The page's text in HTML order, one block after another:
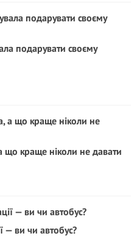
подарувати своєму
краще ніколи не давати
— ви чи автобус?